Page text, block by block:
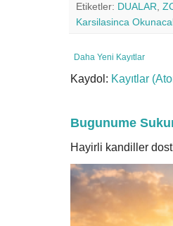
Etiketler: DUALAR,
Karsilasinca
Daha Yeni Kayıtlar
Kaydol: Kayıtlar
Bugunume
Hayirli kandiller